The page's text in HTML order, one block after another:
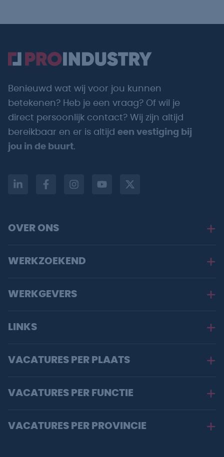
Benieuwd wat wij voor jou kunnen
betekenen? Heb je een vraag? Of wil je
direct persoonlijk contact? Wij zijn altijd
bereikbaar en er is altijd een vestiging bij
jou in de buurt.
OVER ONS
WERKZOEKEND
WERKGEVERS
LINKS
VACATURES PER PLAATS
VACATURES PER FUNCTIE
VACATURES PER PROVINCIE